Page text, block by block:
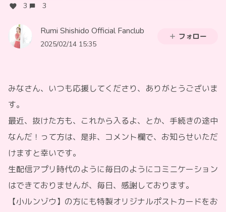
3
3
Rumi Shishido Official Fanclub
2025/02/14 15:35
フォロー
みなさん、いつも応援してくださり、ありがとうございま
す。
最近、抜けた方も、これから入るよ、とか、手続きの途中
なんだ！って方は、是非、コメント欄で、お知らせいただ
けますと幸いです。
生配信アプリ時代のように毎日のようにコミニケーション
はできておりませんが、毎日、感謝しております。
【小ルンゾウ】の方にも特製オリジナルポストカードをお